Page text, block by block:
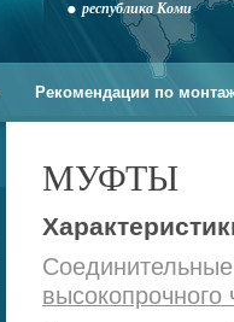
республика Коми
Рекомендации по
МУФТЫ
высокопрочного